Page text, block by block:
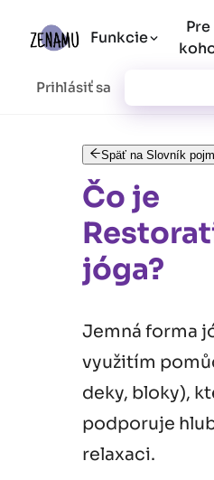
Funkcie
Pre
Prihlásiť sa
Späť na Slovník
Čo je
jóga?
Jemná forma
využitím
deky, bloky),
podporuje
relaxaci.